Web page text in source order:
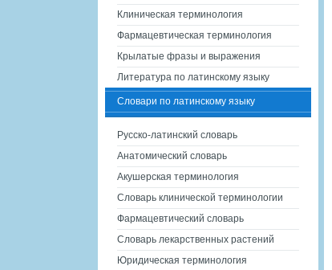
Клиническая терминология
Фармацевтическая терминология
Крылатые фразы и выражения
Литература по латинскому языку
Словари по латинскому языку
Русско-латинский словарь
Анатомический словарь
Акушерская терминология
Словарь клинической терминологии
Фармацевтический словарь
Словарь лекарственных растений
Юридическая терминология